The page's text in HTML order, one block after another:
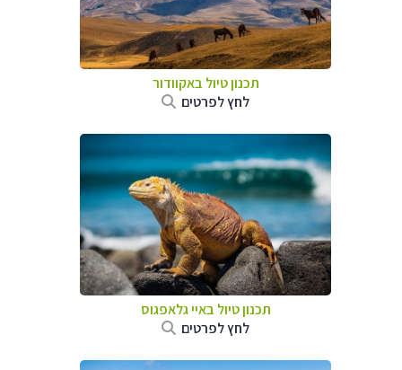
תכנון טיול באקוודור
לחץ לפרטים
תכנון טיול באיי גלאפגוס
לחץ לפרטים